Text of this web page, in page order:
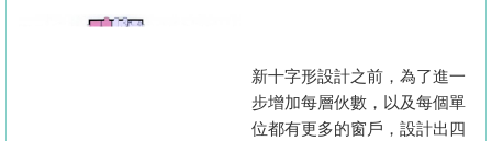
新十字形設計之前，為了進一
步增加每層伙數，以及每個單
位都有更多的窗戶，設計出四